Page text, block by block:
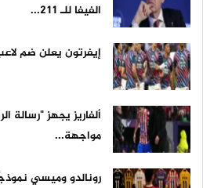
الفيفا للـ 211...
إيفرتون يعلن ضم
ألفاريز يجهز "رسالة
مواجهة...
رونالدو وميسي